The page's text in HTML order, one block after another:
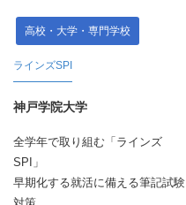
高校・大学・専門学校
ラインズSPI
神戸学院大学
全学年で取り組む「ラインズ
SPI」
早期化する就活に備える筆記試験